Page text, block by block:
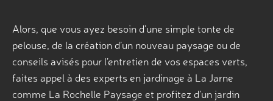
Alors, que vous ayez besoin d’une simple tonte de
pelouse, de la création d’un nouveau paysage ou de
conseils avisés pour l’entretien de vos espaces verts,
faites appel à des experts en jardinage à La Jarne
comme La Rochelle Paysage et profitez d’un jardin